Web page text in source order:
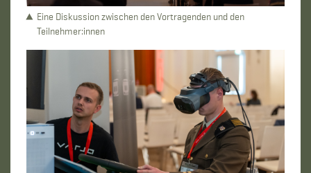
Eine Diskussion zwischen den Vortragenden und den
Teilnehmer:innen